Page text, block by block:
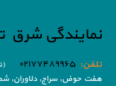
نمایندگی شرق
تلفن: ۰۲۱۷۷۴۸۹۹۶۵
هفت حوض, سراج, دلاوران,